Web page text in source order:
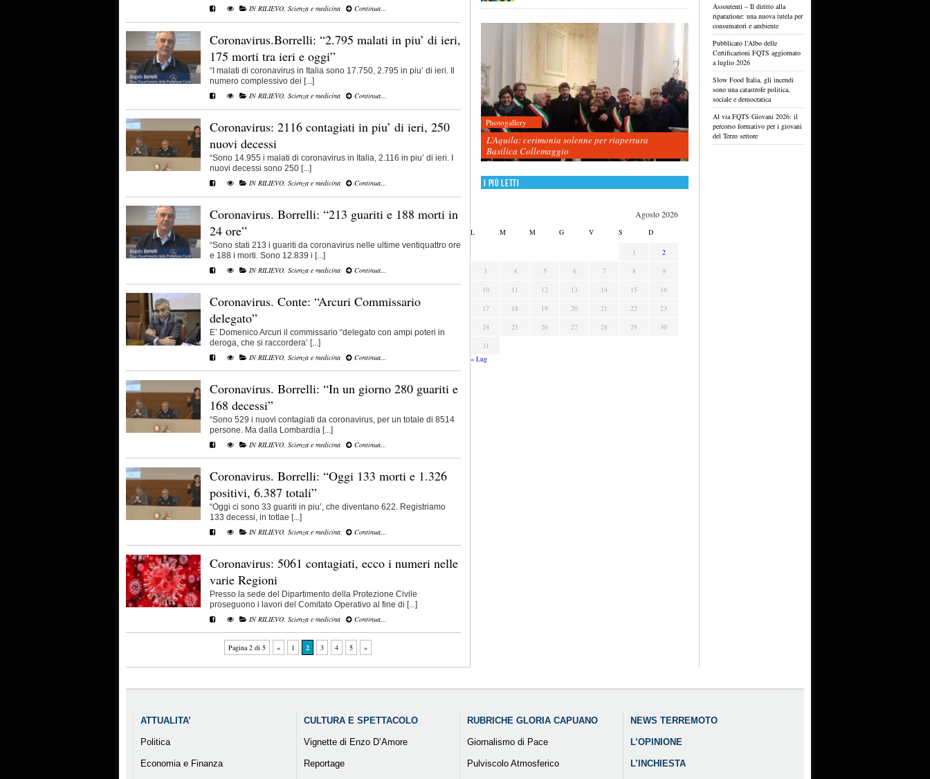
IN RILIEVO, Scienza e medicina Continua...
Coronavirus.Borrelli: “2.795 malati in piu’ di ieri,
175 morti tra ieri e oggi”
“I malati di coronavirus in Italia sono 17.750, 2.795 in piu’ di ieri. Il
numero complessivo dei [...]
IN RILIEVO, Scienza e medicina Continua...
Coronavirus: 2116 contagiati in piu’ di ieri, 250
nuovi decessi
“Sono 14.955 i malati di coronavirus in Italia, 2.116 in piu’ di ieri. I
nuovi decessi sono 250 [...]
IN RILIEVO, Scienza e medicina Continua...
Coronavirus. Borrelli: “213 guariti e 188 morti in
24 ore”
“Sono stati 213 i guariti da coronavirus nelle ultime ventiquattro ore
e 188 i morti. Sono 12.839 i [...]
IN RILIEVO, Scienza e medicina Continua...
Coronavirus. Conte: “Arcuri Commissario
delegato”
E’ Domenico Arcuri il commissario “delegato con ampi poteri in
deroga, che si raccordera’ [...]
IN RILIEVO, Scienza e medicina Continua...
Coronavirus. Borrelli: “In un giorno 280 guariti e
168 decessi”
“Sono 529 i nuovi contagiati da coronavirus, per un totale di 8514
persone. Ma dalla Lombardia [...]
IN RILIEVO, Scienza e medicina Continua...
Coronavirus. Borrelli: “Oggi 133 morti e 1.326
positivi, 6.387 totali”
“Oggi ci sono 33 guariti in piu’, che diventano 622. Registriamo
133 decessi, in totlae [...]
IN RILIEVO Scienza e medicina Continua...
Coronavirus: 5061 contagiati, ecco i numeri nelle
varie Regioni
Presso la sede del Dipartimento della Protezione Civile
proseguono i lavori del Comitato Operativo al fine di [...]
IN RILIEVO Scienza e medicina Continua...
Pagina 2 di 5 « 1 2 3 4 5 »
Photogallery
L’Aquila: cerimonia solenne per riapertura
Basilica Collemaggio
I più letti
Agosto 2026
L M M G V S D
1
2
3
4 5 6 7 8
9
10
11 12 13 14 15
16
17
18 19 20 21 22
23
24
25 26 27 28 29
30
31
« Lug
Assoutenti – Il diritto alla
riparazione: una nuova tutela per
consumatori e ambiente
Pubblicato l’Albo delle
Certificazioni FQTS aggiornato
a luglio 2026
Slow Food Italia, gli incendi
sono una catastrofe politica,
sociale e democratica
Al via FQTS Giovani 2026: il
percorso formativo per i giovani
del Terzo settore
ATTUALITA’
Politica
Economia e Finanza
CULTURA E SPETTACOLO
Vignette di Enzo D’Amore
Reportage
RUBRICHE GLORIA CAPUANO
Giornalismo di Pace
Pulviscolo Atmosferico
NEWS TERREMOTO
L’OPINIONE
L’INCHIESTA